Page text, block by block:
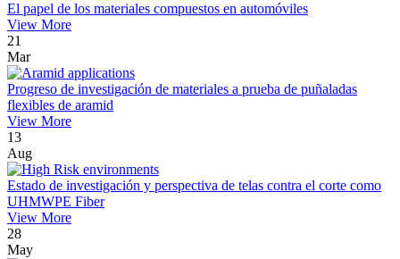
El papel de los materiales compuestos en automóviles
View More
21
Mar
Progreso de investigación de materiales a prueba de puñaladas
flexibles de aramid
View More
13
Aug
Estado de investigación y perspectiva de telas contra el corte como
UHMWPE Fiber
View More
28
May